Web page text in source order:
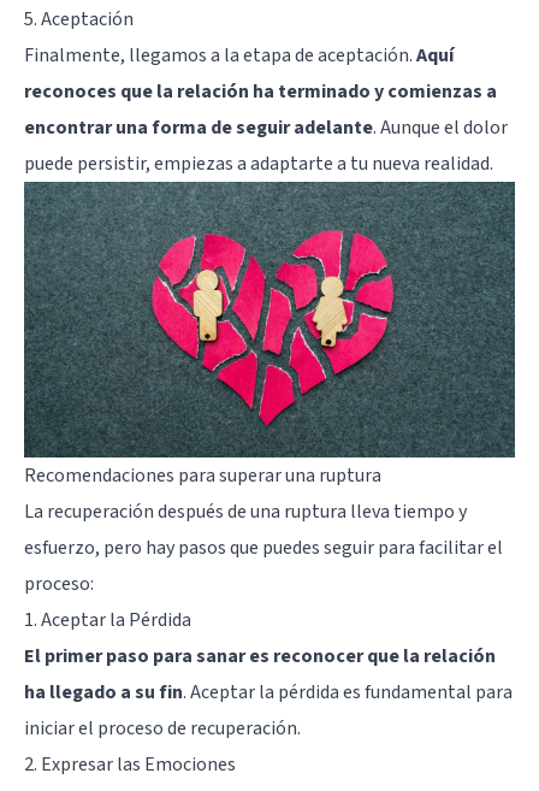
5. Aceptación
Finalmente, llegamos a la etapa de aceptación.Aquí
reconoces que la relación ha terminado y comienzas a
encontrar una forma de seguir adelante. Aunque el dolor
puede persistir, empiezas a adaptarte a tu nueva realidad.
Recomendaciones para superar una ruptura
La recuperación después de una ruptura lleva tiempo y
esfuerzo, pero hay pasos que puedes seguir para facilitar el
proceso:
1. Aceptar la Pérdida
El primer paso para sanar es reconocer que la relación
ha llegado a su fin. Aceptar la pérdida es fundamental para
iniciar el proceso de recuperación.
2. Expresar las Emociones